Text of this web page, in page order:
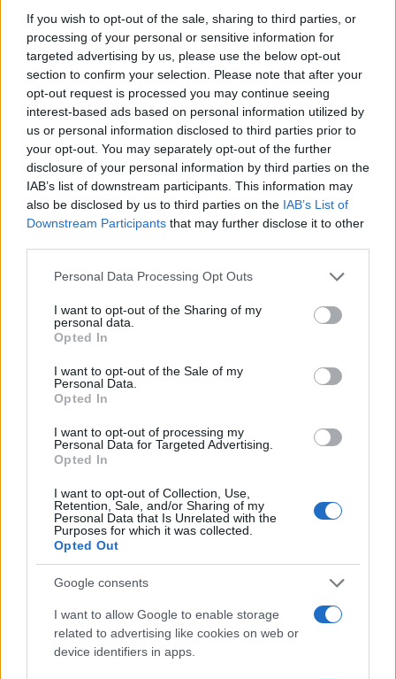
If you wish to opt-out of the sale, sharing to third parties, or
processing of your personal or sensitive information for
targeted advertising by us, please use the below opt-out
section to confirm your selection. Please note that after your
opt-out request is processed you may continue seeing
interest-based ads based on personal information utilized by
us or personal information disclosed to third parties prior to
your opt-out. You may separately opt-out of the further
disclosure of your personal information by third parties on the
IAB’s list of downstream participants. This information may
also be disclosed by us to third parties on the IAB’s List of
Downstream Participants that may further disclose it to other
Please note that this website/app uses one or more Google
not limited to your visit or usage behaviour. You may click to
grant or deny consent to Google and its third-party tags to
use your data for below specified purposes in below Google
consent section.
Personal Data Processing Opt Outs
I want to opt-out of the Sharing of my
personal data.
Opted In
I want to opt-out of the Sale of my
Personal Data.
Opted In
I want to opt-out of processing my
Personal Data for Targeted Advertising.
Opted In
I want to opt-out of Collection, Use,
Retention, Sale, and/or Sharing of my
Personal Data that Is Unrelated with the
Purposes for which it was collected.
Opted Out
Google consents
I want to allow Google to enable storage
related to advertising like cookies on web or
device identifiers in apps.
competencias en carreras STEAM
Identifica tus intereses y competencias en datos, IA,…
CIENCIA Y TECNOLOGÍA
Protocolos de seguridad ocular y
Un eclipse solar es un espectáculo natural que…
CIENCIA Y TECNOLOGÍA
Cómo elegir una carrera STEAM: perfiles